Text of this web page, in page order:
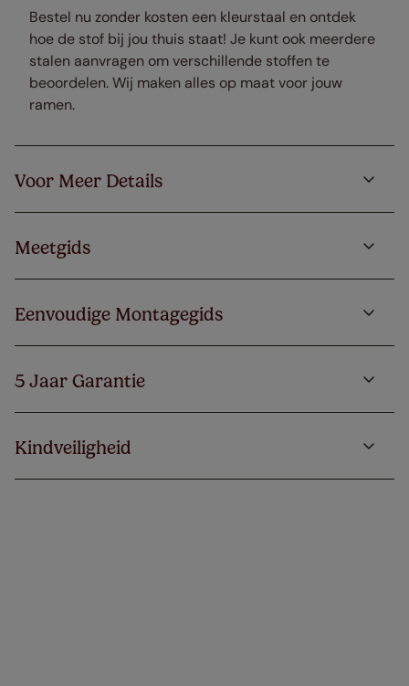
Bestel nu zonder kosten een kleurstaal en ontdek
hoe de stof bij jou thuis staat! Je kunt ook meerdere
stalen aanvragen om verschillende stoffen te
beoordelen. Wij maken alles op maat voor jouw
ramen.
Voor Meer Details
Meetgids
Eenvoudige Montagegids
5 Jaar Garantie
Kindveiligheid